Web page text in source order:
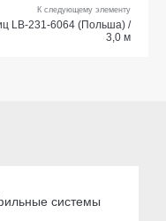
К следующему элементу
LB-231-6064 (Польша) /
3,0 м
системы